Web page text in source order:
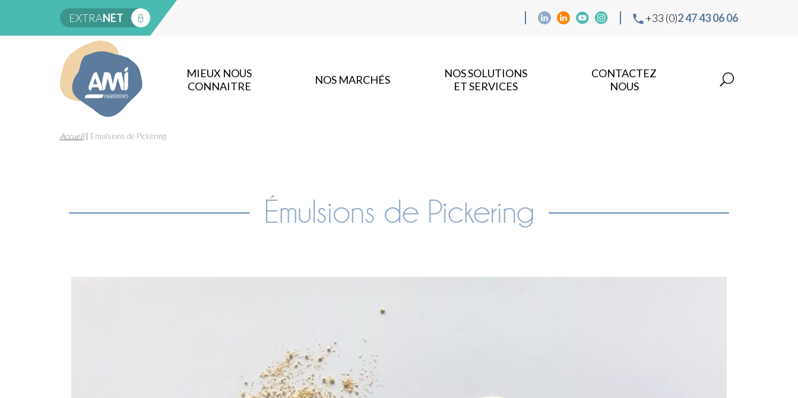
EXTRANET +33 (0)2 47 43 06 06
MIEUX NOUS
CONNAITRE
NOS MARCHÉS
NOS SOLUTIONS
ET SERVICES
CONTACTEZ
NOUS
Accueil| Emulsions de Pickering
Émulsions de Pickering